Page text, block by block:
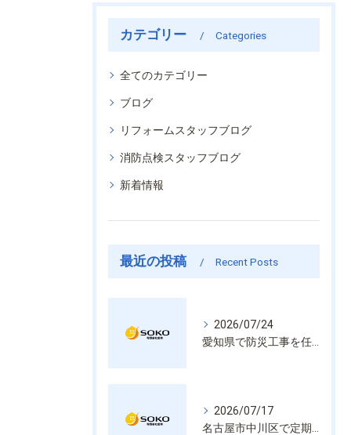
カテゴリー Categories
全てのカテゴリー
ブログ
リフォームスタッフブログ
消防点検スタッフブログ
新着情報
最近の投稿 Recent Posts
2026/07/24
2026/07/17